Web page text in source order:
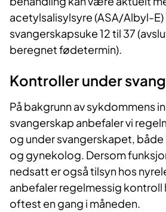
acetylsalisylsyre (ASA/Albyl-
svangerskapsuke 12 til 37
beregnet fødetermin).
Kontroller under
På bakgrunn av sykdommens
svangerskap anbefaler vi
og under svangerskapet,
og gynekolog. Dersom
nedsatt er også tilsyn hos
anbefaler regelmessig
oftest en gang i måneden.